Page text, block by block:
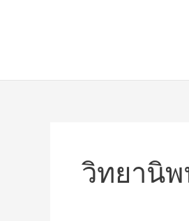
วิทยานิ